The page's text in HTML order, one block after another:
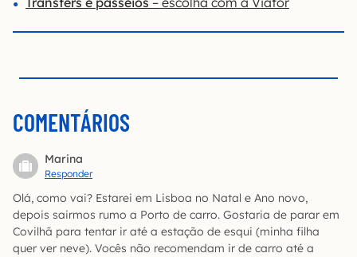
COMENTÁRIOS
Marina
Responder
Olá, como vai? Estarei em Lisboa no Natal e Ano novo,
depois sairmos rumo a Porto de carro. Gostaria de parar em
Covilhã para tentar ir até a estação de esqui (minha filha
quer ver neve). Vocês não recomendam ir de carro até a